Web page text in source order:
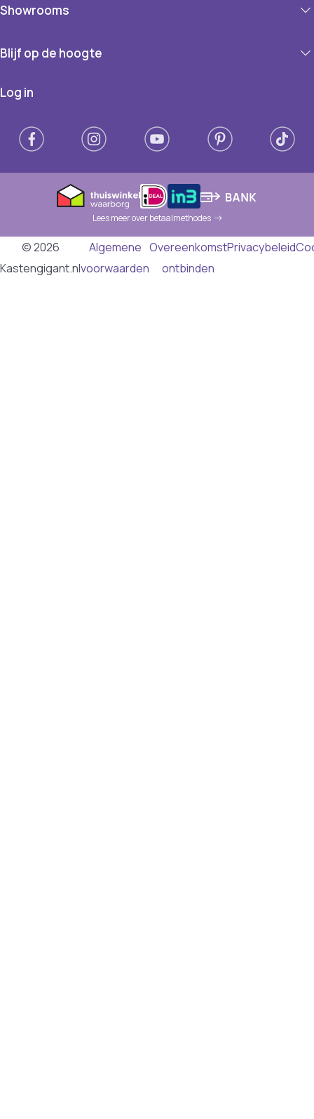
Showrooms
Blijf op de hoogte
Log in
Lees meer over betaalmethodes
© 2026
Kastengigant.nl
Algemene
voorwaarden
Overeenkomst
ontbinden
Privacybeleid